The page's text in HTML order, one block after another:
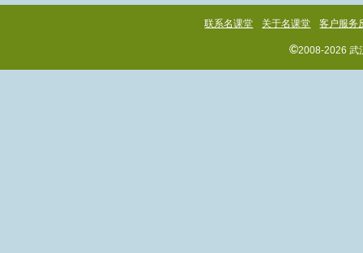
联系名课堂 关于名课堂 客户服务
©2008-2026 武